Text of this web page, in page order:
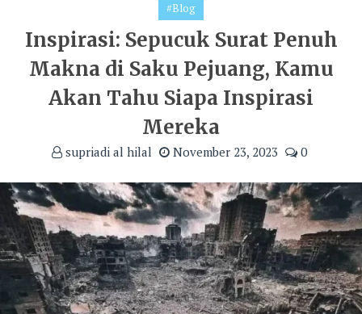
#Blog
Inspirasi: Sepucuk Surat Penuh
Makna di Saku Pejuang, Kamu
Akan Tahu Siapa Inspirasi
Mereka
supriadi al hilal November 23, 2023 0